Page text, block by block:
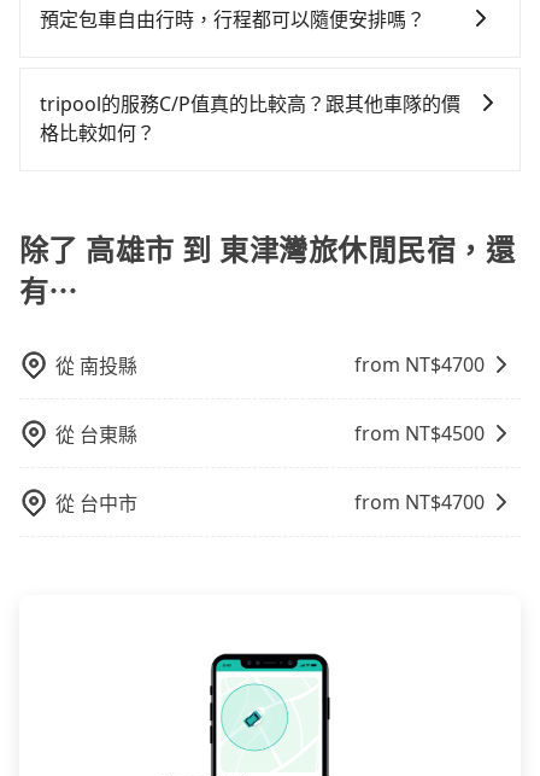
$115~205承租小轎車，每公里再額外加收$3.2，從高雄
目的地後多久原路返回），雖已將eTag和可能的每小時
40元路邊停車費用預估進去，但額外的汽車保險與可能
九人座可供選擇，而且無人租車最令人詬病的就是車
況，打開車門才發現仍有上一組乘客遺留的垃圾或者撞
凹的車門仍未被修理，每一次租車都好像在開樂透一
用戶卻遲遲尚未歸還，又或者要還車時卻偏偏找不到停
小的風險。最後，雖然路邊隨租隨還看似方便，但實際
使用時還是有其區域的限制，實際可停靠的地點與你的
就顯得非常不便。
灣大車隊、Uber、Line Taxi、Yoxi等，如果在路邊攔不
看看。依照里程跳錶計算，價格約為815~1,000元間。
但如果要考慮到回程，屏東縣僅有合法計程車約370輛，
叫兩輛計程車的費用就貴了，如選擇tripool的九人座，
可用約9.5折預約一台專車服務。
預定包車自由行時，行程都可以隨便安排嗎？
沒有到達海拔1500公里以上的山區，行程都是可以依照
您的需求安排的。
tripool的服務C/P值真的比較高？跟其他車隊的價
格比較如何？
主的台灣大車隊、大都會、LINE Taxi、Uber，機場接送
則有肯驛、全鋒、格上租車、和運租車，包車旅遊則是
KKDAY、KLOOK、叫車吧等。tripool旅步專注在長程
也包括高雄市去東津灣旅休閒民宿），全台保證出車。
由於有高效的車輛調度能力，能以市價7~8折提供專車到
府服務，是絕大多數乘客出行的最佳選擇。
除了 高雄市 到 東津灣旅休閒民宿，還
有⋯
從 南投縣 from NT$4700
從 台東縣 from NT$4500
從 台中市 from NT$4700